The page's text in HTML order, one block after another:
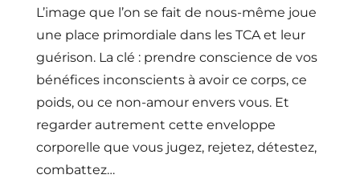
L’image que l’on se fait de nous-même joue
une place primordiale dans les TCA et leur
guérison. La clé : prendre conscience de vos
bénéfices inconscients à avoir ce corps, ce
poids, ou ce non-amour envers vous. Et
regarder autrement cette enveloppe
corporelle que vous jugez, rejetez, détestez,
combattez…